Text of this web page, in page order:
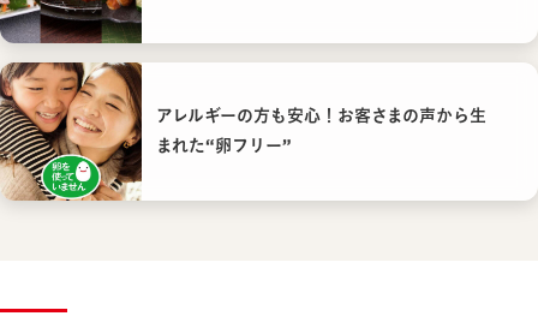
アレルギーの方も安心！お客さまの声から生
まれた“卵フリー”